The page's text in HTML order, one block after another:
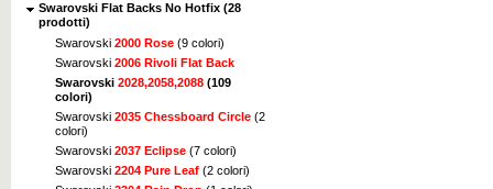
Swarovski Flat Backs No Hotfix (28
prodotti)
Swarovski 2000 Rose (9 colori)
Swarovski 2006 Rivoli Flat Back
Swarovski 2028,2058,2088 (109
colori)
Swarovski 2035 Chessboard Circle (2
colori)
Swarovski 2037 Eclipse (7 colori)
Swarovski 2204 Pure Leaf (2 colori)